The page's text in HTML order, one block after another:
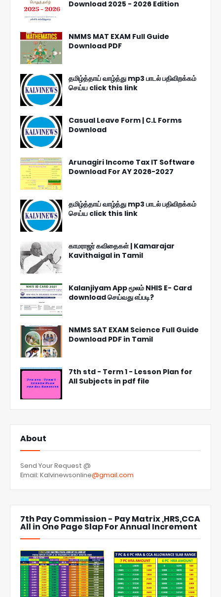
Download 2025 - 2026 Edition
NMMS MAT EXAM Full Guide
Download PDF
தமிழ்த்தாய் வாழ்த்து mp3 பாடல் பதிவிறக்கம்
செய்ய click this link
Casual Leave Form | C.L Forms
Download
Arunagiri Income Tax IT Software
Download For AY 2026-2027
தமிழ்த்தாய் வாழ்த்து mp3 பாடல் பதிவிறக்கம்
செய்ய click this link
காமராஜர் கவிதைகள் | Kamarajar
Kavithaigal in Tamil
Kalanjiyam App மூலம் NHIS E- Card
download செய்வது எப்படி?
NMMS SAT EXAM Science Full Guide
Download PDF in Tamil
7th std - Term 1 - Lesson Plan for
All Subjects in pdf file
About
Send Your Request @
Email: Kalvinewsonline@gmail.com
7th Pay Commission - Pay Matrix ,HRS,CCA
All in One Page Slap For Annual Increment